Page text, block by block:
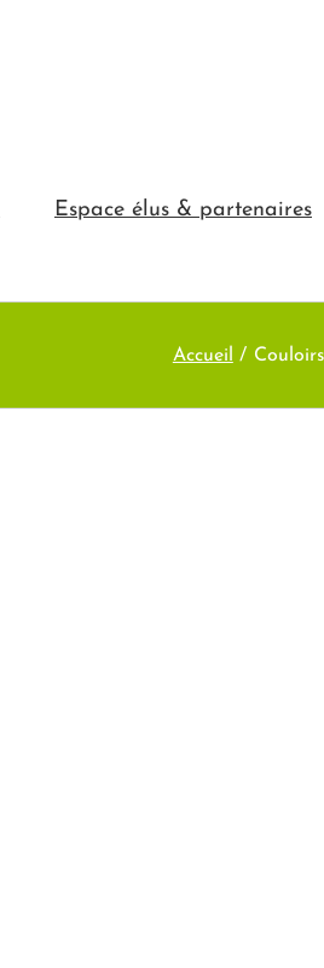
Espace élus & partenaires
Accueil